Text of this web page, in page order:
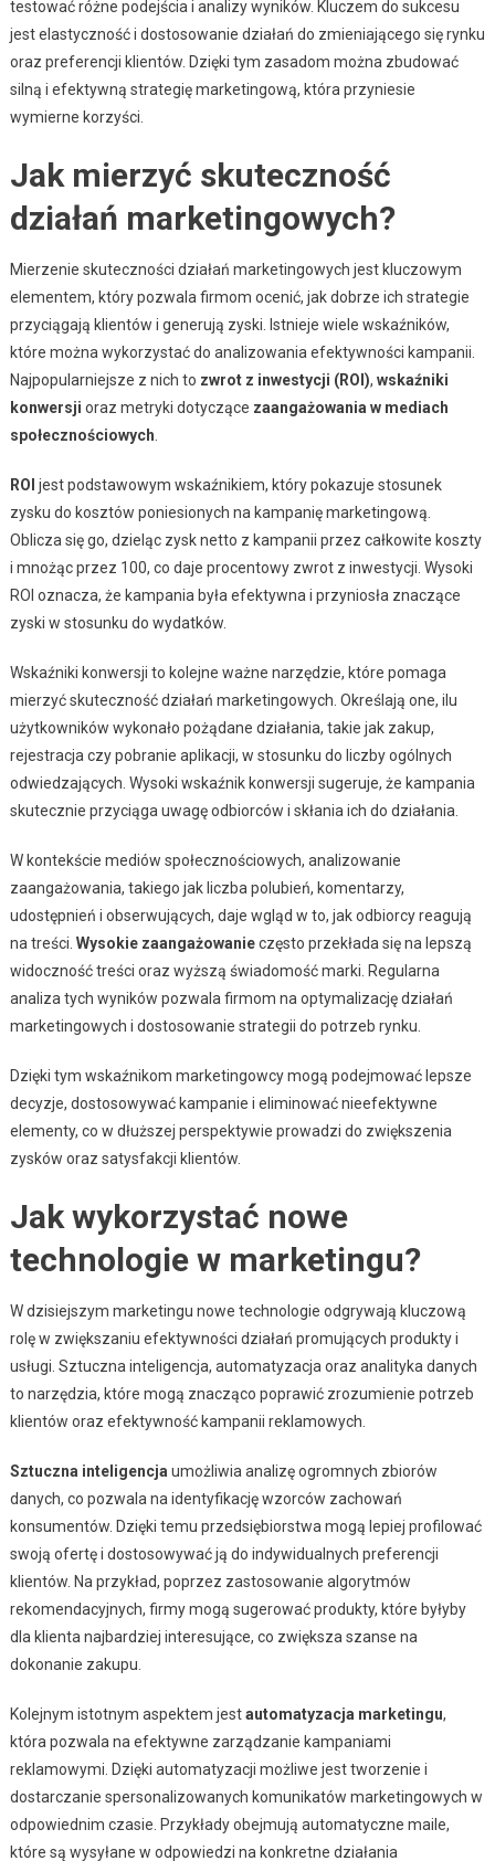
testować różne podejścia i analizy wyników. Kluczem do sukcesu
jest elastyczność i dostosowanie działań do zmieniającego się rynku
oraz preferencji klientów. Dzięki tym zasadom można zbudować
silną i efektywną strategię marketingową, która przyniesie
wymierne korzyści.
Jak mierzyć skuteczność
działań marketingowych?
Mierzenie skuteczności działań marketingowych jest kluczowym
elementem, który pozwala firmom ocenić, jak dobrze ich strategie
przyciągają klientów i generują zyski. Istnieje wiele wskaźników,
które można wykorzystać do analizowania efektywności kampanii.
Najpopularniejsze z nich to zwrot z inwestycji (ROI), wskaźniki
konwersji oraz metryki dotyczące zaangażowania w mediach
społecznościowych
ROI jest podstawowym wskaźnikiem, który pokazuje stosunek
zysku do kosztów poniesionych na kampanię marketingową.
Oblicza się go, dzieląc zysk netto z kampanii przez całkowite koszty
i mnożąc przez 100, co daje procentowy zwrot z inwestycji. Wysoki
ROI oznacza, że kampania była efektywna i przyniosła znaczące
zyski w stosunku do wydatków.
Wskaźniki konwersji to kolejne ważne narzędzie, które pomaga
mierzyć skuteczność działań marketingowych. Określają one, ilu
użytkowników wykonało pożądane działania, takie jak zakup,
rejestracja czy pobranie aplikacji, w stosunku do liczby ogólnych
odwiedzających. Wysoki wskaźnik konwersji sugeruje, że kampania
skutecznie przyciąga uwagę odbiorców i skłania ich do działania.
W kontekście mediów społecznościowych, analizowanie
zaangażowania, takiego jak liczba polubień, komentarzy,
udostępnień i obserwujących, daje wgląd w to, jak odbiorcy reagują
na treści. Wysokie zaangażowanieczęsto przekłada się na lepszą
widoczność treści oraz wyższą świadomość marki. Regularna
analiza tych wyników pozwala firmom na optymalizację działań
marketingowych i dostosowanie strategii do potrzeb rynku.
Dzięki tym wskaźnikom marketingowcy mogą podejmować lepsze
decyzje, dostosowywać kampanie i eliminować nieefektywne
elementy, co w dłuższej perspektywie prowadzi do zwiększenia
zysków oraz satysfakcji klientów.
Jak wykorzystać nowe
technologie w marketingu?
W dzisiejszym marketingu nowe technologie odgrywają kluczową
rolę w zwiększaniu efektywności działań promujących produkty i
usługi. Sztuczna inteligencja, automatyzacja oraz analityka danych
to narzędzia, które mogą znacząco poprawić zrozumienie potrzeb
klientów oraz efektywność kampanii reklamowych.
Sztuczna inteligencja umożliwia analizę ogromnych zbiorów
danych, co pozwala na identyfikację wzorców zachowań
konsumentów. Dzięki temu przedsiębiorstwa mogą lepiej profilować
swoją ofertę i dostosowywać ją do indywidualnych preferencji
klientów. Na przykład, poprzez zastosowanie algorytmów
rekomendacyjnych, firmy mogą sugerować produkty, które byłyby
dla klienta najbardziej interesujące, co zwiększa szanse na
dokonanie zakupu.
Kolejnym istotnym aspektem jestautomatyzacja marketingu,
która pozwala na efektywne zarządzanie kampaniami
reklamowymi. Dzięki automatyzacji możliwe jest tworzenie i
dostarczanie spersonalizowanych komunikatów marketingowych w
odpowiednim czasie. Przykłady obejmują automatyczne maile,
które są wysyłane w odpowiedzi na konkretne działania